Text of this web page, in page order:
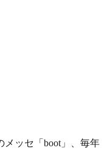
ッセ「boot」、毎年